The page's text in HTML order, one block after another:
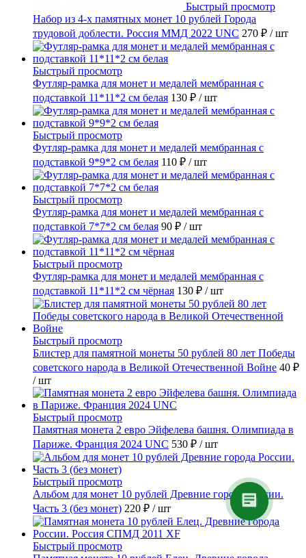
Быстрый просмотр
Набор из 4-х памятных монет 10 рублей Города
трудовой доблести. Россия ММД 2022 UNC 270 ₽ / шт
Быстрый просмотр
Футляр-рамка для монет и медалей мембранная с
подставкой 11*11*2 см белая 130 ₽ / шт
Быстрый просмотр
Футляр-рамка для монет и медалей мембранная с
подставкой 9*9*2 см белая 110 ₽ / шт
Быстрый просмотр
Футляр-рамка для монет и медалей мембранная с
подставкой 7*7*2 см белая 90 ₽ / шт
Быстрый просмотр
Футляр-рамка для монет и медалей мембранная с
подставкой 11*11*2 см чёрная 130 ₽ / шт
Быстрый просмотр
Блистер для памятной монеты 50 рублей 80 лет Победы
советского народа в Великой Отечественной Войне 40 ₽
/ шт
Быстрый просмотр
Памятная монета 2 евро Эйфелева башня. Олимпиада в
Париже. Франция 2024 UNC 530 ₽ / шт
Быстрый просмотр
Альбом для монет 10 рублей Древние города России.
Часть 3 (без монет) 220 ₽ / шт
Быстрый просмотр